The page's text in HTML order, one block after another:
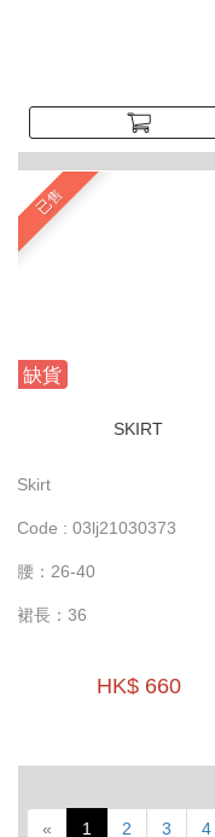
已售
缺貨
SKIRT
Skirt
Code : 03lj21030373
腰：26-40
裙長：36
HK$ 660
« 1 2 3 4